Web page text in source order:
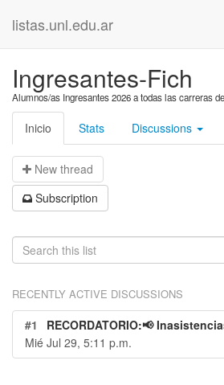
listas.unl.edu.ar
Ingresantes-Fich
Alumnos/as Ingresantes 2026 a todas las carreras
Inicio Stats Discussions
New thread
Subscription
RECENTLY ACTIVE DISCUSSIONS
#1
RECORDATORIO:📢 Inasistencias a mesas de examen –
Mié Jul 29, 5:11 p.m.